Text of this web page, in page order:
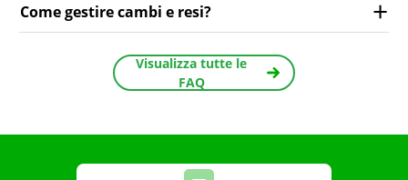
Come gestire cambi e resi?
Visualizza tutte le
FAQ